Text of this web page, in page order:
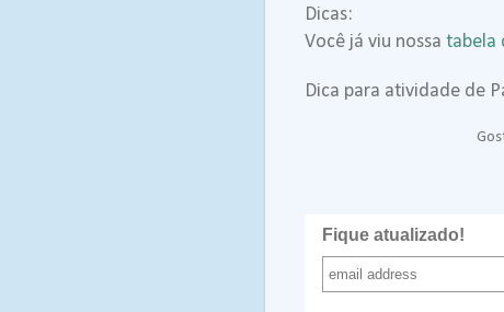
Dicas:
Você já viu nossa tabela
Dica para atividade de
Fique atualizado!